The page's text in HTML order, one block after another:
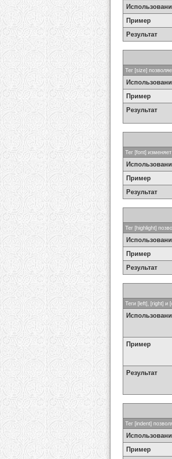
Пример
Результат
Тег [size]
Пример
Результат
Тег [font]
Пример
Результат
Тег [highlight]
Пример
Результат
Теги [left], [right] и
Пример
Результат
Тег [indent]
Пример